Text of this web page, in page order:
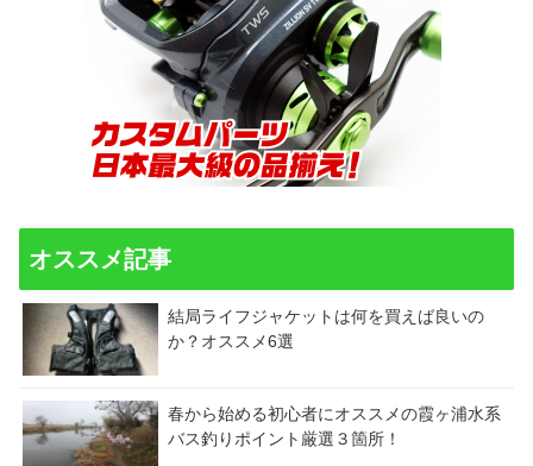
オススメ記事
結局ライフジャケットは何を買えば良いの
か？オススメ6選
春から始める初心者にオススメの霞ヶ浦水系
バス釣りポイント厳選３箇所！